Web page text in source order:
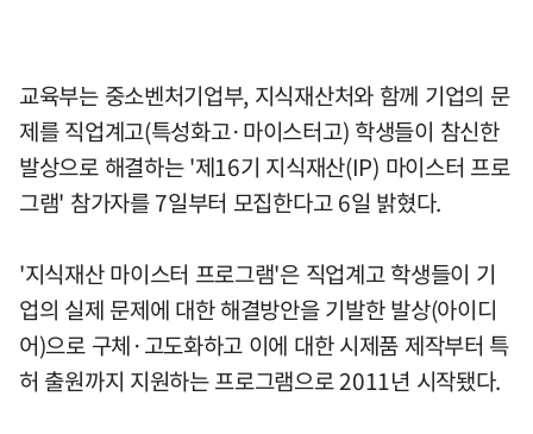
교육부는 중소벤처기업부, 지식재산처와 함께 기업의 문
제를 직업계고(특성화고·마이스터고) 학생들이 참신한
발상으로 해결하는 '제16기 지식재산(IP) 마이스터 프로
그램' 참가자를 7일부터 모집한다고 6일 밝혔다.
'지식재산 마이스터 프로그램'은 직업계고 학생들이 기
업의 실제 문제에 대한 해결방안을 기발한 발상(아이디
어)으로 구체·고도화하고 이에 대한 시제품 제작부터 특
허 출원까지 지원하는 프로그램으로 2011년 시작됐다.